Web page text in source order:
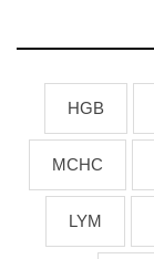
HGB
MCHC
LYM